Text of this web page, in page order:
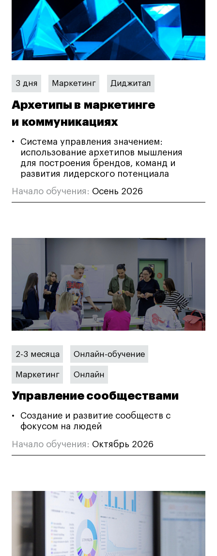
3 дня Маркетинг Диджитал
Архетипы в маркетинге
и коммуникациях
Система управления значением:
использование архетипов мышления
для построения брендов, команд и
развития лидерского потенциала
Начало обучения: Осень 2026
2-3 месяца Онлайн-обучение
Маркетинг Онлайн
Управление сообществами
Создание и развитие сообществ с
фокусом на людей
Начало обучения: Октябрь 2026